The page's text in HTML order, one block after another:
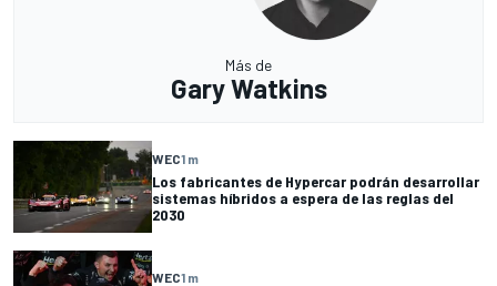
Más de
Gary Watkins
WEC1 m
Los fabricantes de Hypercar podrán desarrollar
sistemas híbridos a espera de las reglas del
2030
WEC1 m